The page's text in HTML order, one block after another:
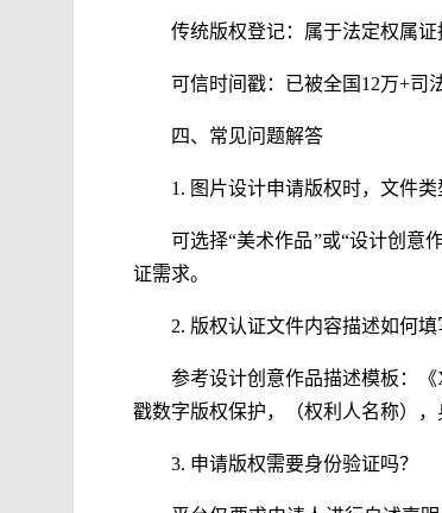
传统版权登记：属于法定权属
可信时间戳：已被全国12万+司
四、常见问题解答
1. 图片设计申请版权时，文件类
可选择“美术作品”或“设计创意
证需求。
2. 版权认证文件内容描述如何填
参考设计创意作品描述模板：
戳数字版权保护，（权利人名称）
3. 申请版权需要身份验证吗？